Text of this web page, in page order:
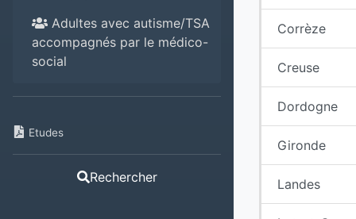
Adultes avec autisme/TSA
accompagnés par le médico-
social
Etudes
Rechercher
Corrèze
Creuse
Dordogne
Gironde
Landes